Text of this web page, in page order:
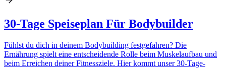
30-Tage Speiseplan Für Bodybuilder
Fühlst du dich in deinem Bodybuilding festgefahren? Die
Ernährung spielt eine entscheidende Rolle beim Muskelaufbau und
beim Erreichen deiner Fitnessziele. Hier kommt unser 30-Tage-